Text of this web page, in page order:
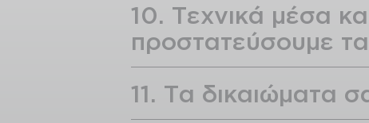
10. Τεχνικά μέσα
προστατεύσουμε
11. Τα δικαιώματα